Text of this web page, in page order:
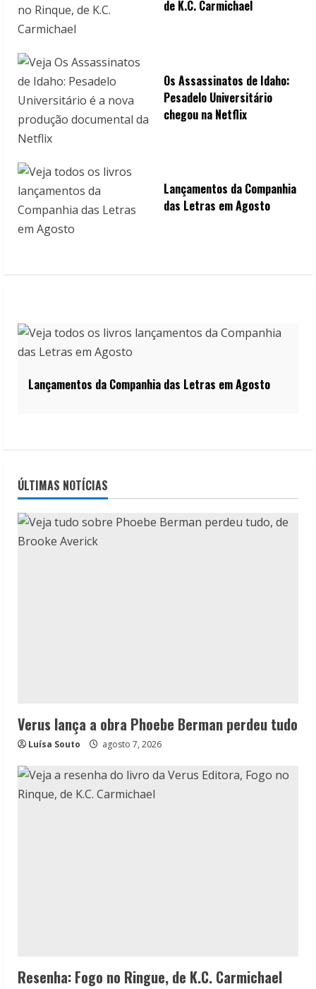
de K.C. Carmichael
Os Assassinatos de Idaho:
Pesadelo Universitário
chegou na Netflix
Lançamentos da Companhia
das Letras em Agosto
Lançamentos da Companhia das Letras em Agosto
ÚLTIMAS NOTÍCIAS
Verus lança a obra Phoebe Berman perdeu tudo
Luísa Souto agosto 7, 2026
Resenha: Fogo no Ringue, de K.C. Carmichael